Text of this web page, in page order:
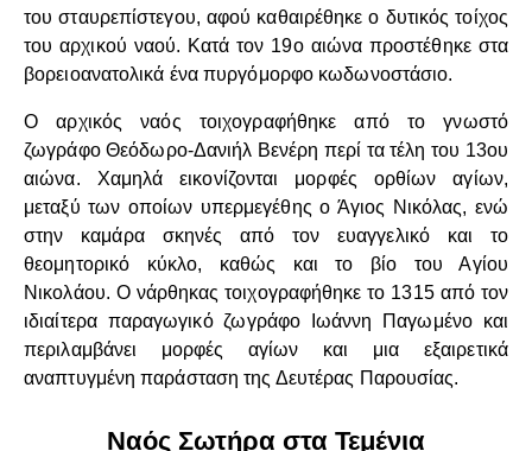
του σταυρεπίστεγου, αφού καθαιρέθηκε ο δυτικός τοίχος
του αρχικού ναού. Κατά τον 19ο αιώνα προστέθηκε στα
βορειοανατολικά ένα πυργόμορφο κωδωνοστάσιο.
Ο αρχικός ναός τοιχογραφήθηκε από το γνωστό
ζωγράφο Θεόδωρο-Δανιήλ Βενέρη περί τα τέλη του 13ου
αιώνα. Χαμηλά εικονίζονται μορφές ορθίων αγίων,
μεταξύ των οποίων υπερμεγέθης ο Άγιος Νικόλας, ενώ
στην καμάρα σκηνές από τον ευαγγελικό και το
θεομητορικό κύκλο, καθώς και το βίο του Αγίου
Νικολάου. Ο νάρθηκας τοιχογραφήθηκε το 1315 από τον
ιδιαίτερα παραγωγικό ζωγράφο Ιωάννη Παγωμένο και
περιλαμβάνει μορφές αγίων και μια εξαιρετικά
αναπτυγμένη παράσταση της Δευτέρας Παρουσίας.
Ναός Σωτήρα στα Τεμένια